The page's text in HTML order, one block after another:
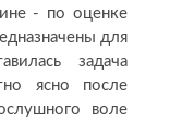
- по оценке
для
задача
ясно после
воле